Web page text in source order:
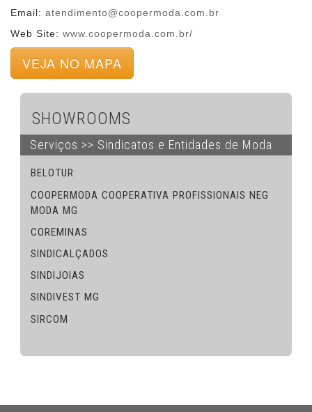
Email: atendimento@coopermoda.com.br
Web Site: www.coopermoda.com.br/
VEJA NO MAPA
SHOWROOMS
Serviços >> Sindicatos e Entidades de Moda
BELOTUR
COOPERMODA COOPERATIVA PROFISSIONAIS NEG
MODA MG
COREMINAS
SINDICALÇADOS
SINDIJOIAS
SINDIVEST MG
SIRCOM